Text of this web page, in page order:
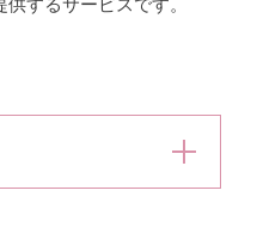
するサービスです。